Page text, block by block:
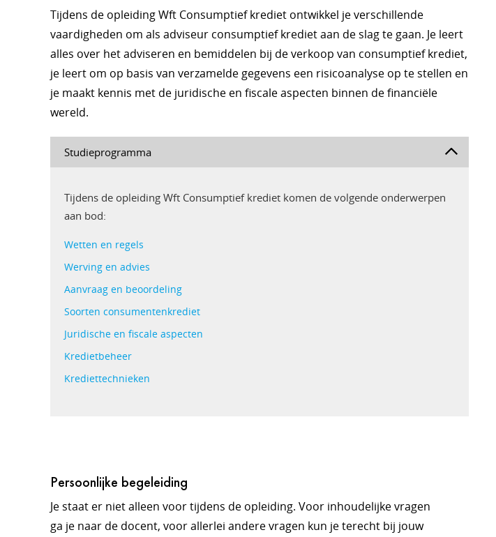
Tijdens de opleiding Wft Consumptief krediet ontwikkel je verschillende
vaardigheden om als adviseur consumptief krediet aan de slag te gaan. Je leert
alles over het adviseren en bemiddelen bij de verkoop van consumptief krediet,
je leert om op basis van verzamelde gegevens een risicoanalyse op te stellen en
je maakt kennis met de juridische en fiscale aspecten binnen de financiële
wereld.
Studieprogramma
Tijdens de opleiding Wft Consumptief krediet komen de volgende onderwerpen
aan bod:
Wetten en regels
Werving en advies
Aanvraag en beoordeling
Soorten consumentenkrediet
Juridische en fiscale aspecten
Kredietbeheer
Krediettechnieken
Persoonlijke begeleiding
Je staat er niet alleen voor tijdens de opleiding. Voor inhoudelijke vragen
ga je naar de docent, voor allerlei andere vragen kun je terecht bij jouw